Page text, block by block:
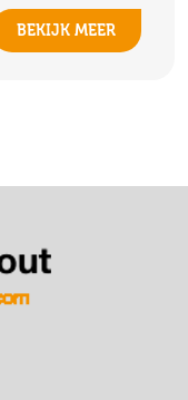
BEKIJK MEER